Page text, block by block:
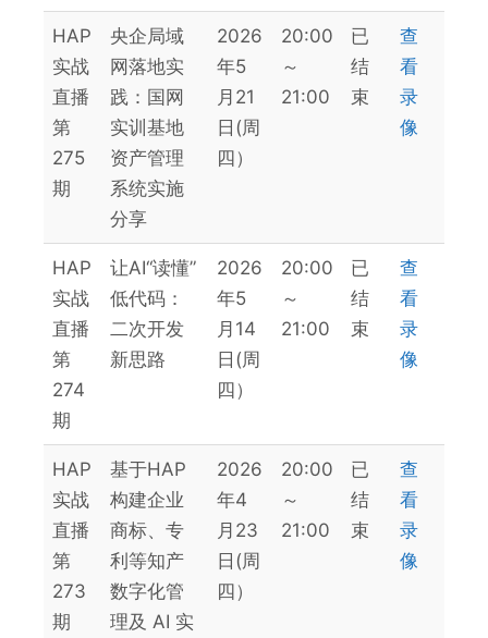
HAP
实战
直播
第
275
期
央企局域
网落地实
践：国网
实训基地
资产管理
系统实施
分享
2026
年5
月21
日(周
四）
20:00
～
21:00
已
结
束
查
看
录
像
HAP
实战
直播
第
274
期
让AI“读懂”
低代码：
二次开发
新思路
2026
年5
月14
日(周
四）
20:00
～
21:00
已
结
束
查
看
录
像
HAP
实战
直播
第
273
期
基于HAP
构建企业
商标、专
利等知产
数字化管
理及 AI 实
2026
年4
月23
日(周
四）
20:00
～
21:00
已
结
束
查
看
录
像